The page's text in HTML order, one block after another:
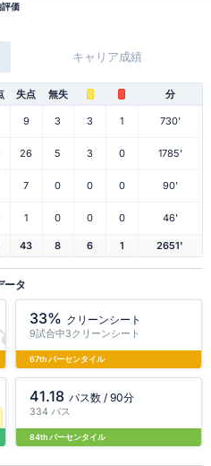
評価
キャリア成績
失点 無失 分
9 3 3 1 730'
26 5 3 0 1785'
7 0 0 0 90'
1 0 0 0 46'
43 8 6 1 2651'
ータ
33% クリーンシート
9試合中3クリーンシート
67th パーセンタイル
41.18 パス数 / 90分
334 パス
84th パーセンタイル